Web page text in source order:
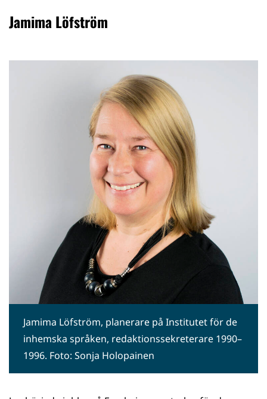
Jamima Löfström
Jamima Löfström, planerare på Institutet för de
inhemska språken, redaktionssekreterare 1990–
1996. Foto: Sonja Holopainen